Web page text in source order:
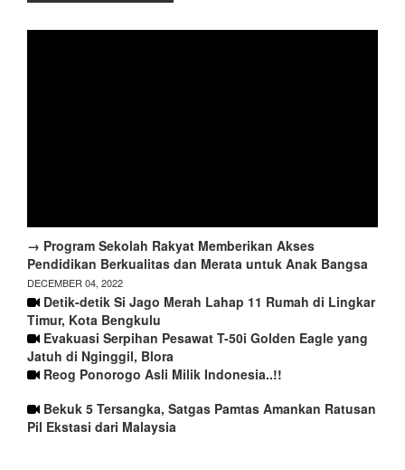
→ Program Sekolah Rakyat Memberikan Akses
Pendidikan Berkualitas dan Merata untuk Anak Bangsa
DECEMBER 04, 2022
Detik-detik Si Jago Merah Lahap 11 Rumah di Lingkar
Timur, Kota Bengkulu
Evakuasi Serpihan Pesawat T-50i Golden Eagle yang
Jatuh di Nginggil, Blora
Reog Ponorogo Asli Milik Indonesia..!!
Bekuk 5 Tersangka, Satgas Pamtas Amankan Ratusan
Pil Ekstasi dari Malaysia